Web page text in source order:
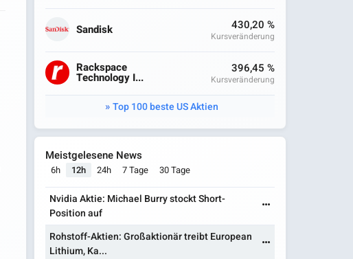
Sandisk 430,20 %
Kursveränderung
Rackspace
Technology I...
396,45 %
Kursveränderung
Top 100 beste US Aktien
Meistgelesene News
6h 12h 24h 7 Tage 30 Tage
Nvidia Aktie: Michael Burry stockt Short-
Position auf
Rohstoff-Aktien: Großaktionär treibt European
Lithium, Ka...